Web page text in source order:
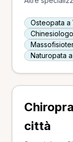
Osteopata a
Naturopata
città